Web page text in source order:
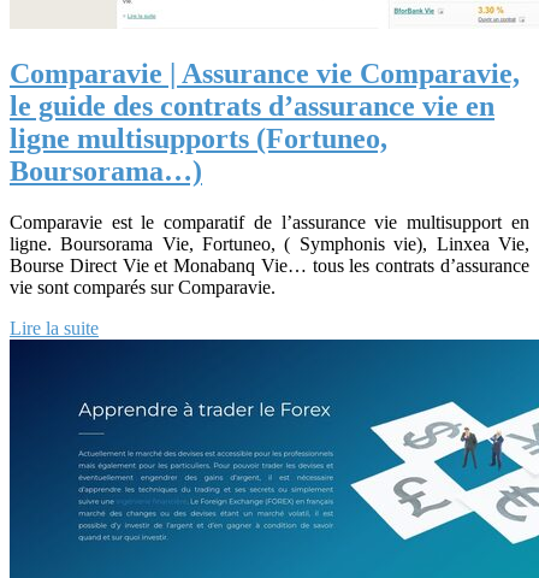
Comparavie | Assurance vie Comparavie,
le guide des contrats d’assurance vie en
ligne mul­ti­sup­ports (Fortuneo,
Boursorama…)
Comparavie est le comparatif de l’assurance vie multisupport en
ligne. Boursorama Vie, Fortuneo, ( Symphonis vie), Linxea Vie,
Bourse Direct Vie et Monabanq Vie… tous les contrats d’assurance
vie sont comparés sur Comparavie.
Lire la suite